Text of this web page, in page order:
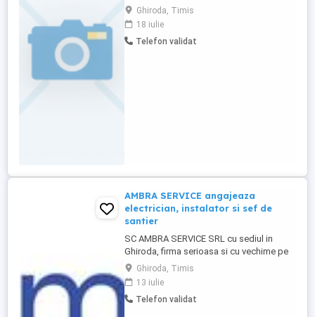
atât începător cât si avansat Companie
aflată pe piață de 13 ani, angajam
tehnician rețea IT si curenți slabi: Beneficii:
Pachet salarial competitiv, corelat cu
Ghiroda, Timis
18 iulie
Telefon validat
AMBRA SERVICE angajeaza
electrician, instalator si sef de
santier
SC AMBRA SERVICE SRL cu sediul in
Ghiroda, firma serioasa si cu vechime pe
piata, specializata in domeniul de
instalatii, angajeaza cu contract de munca
pe perioada nedeterminata sef santier,
electrician si instalator. Detinerea de
Ghiroda, Timis
13 iulie
Telefon validat